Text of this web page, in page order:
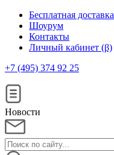
Бесплатная доставка
Шоурум
Контакты
Личный кабинет (β)
+7 (495) 374 92 25
Новости